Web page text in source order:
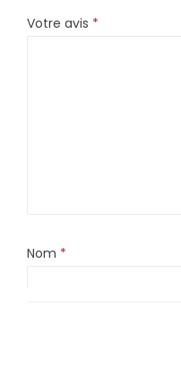
Votre avis *
Nom *